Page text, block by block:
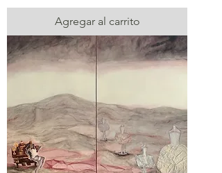
Agregar al carrito